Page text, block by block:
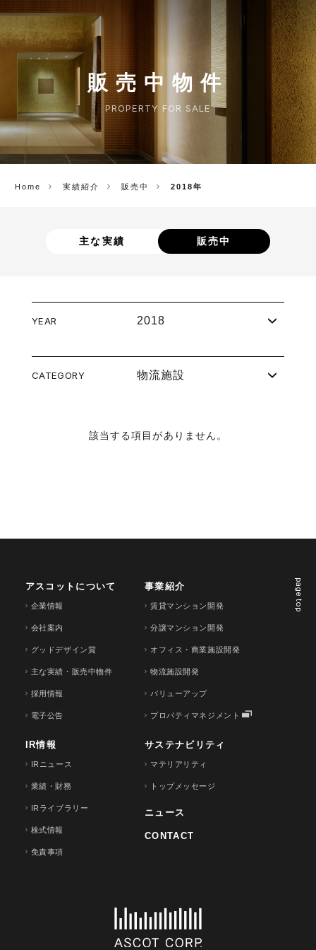
CORP.
販売中物件
PROPERTY FOR SALE
主な実績 販売中
Home 実績紹介 販売中 2018年
YEAR 2018
CATEGORY 物流施設
該当する項目がありません。
page top
アスコットについて
企業情報
会社案内
グッドデザイン賞
主な実績・販売中物件
採用情報
電子公告
事業紹介
賃貸マンション開発
分譲マンション開発
オフィス・商業施設開発
物流施設開発
バリューアップ
プロパティマネジメント
IR情報
IRニュース
業績・財務
IRライブラリー
株式情報
免責事項
サステナビリティ
マテリアリティ
トップメッセージ
ニュース
CONTACT